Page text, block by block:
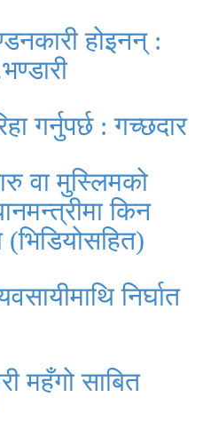
होइनन् :
गर्नुपर्छ : गच्छदार
वा मुस्लिमको
किन
निर्घात
महँगो साबित